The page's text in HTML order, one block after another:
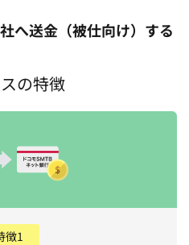
へ送金（被仕向け）する
の特徴
徴1